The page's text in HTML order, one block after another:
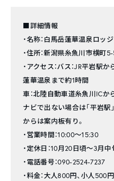
■詳細情報
・名称：白馬岳蓮華温泉ロ
・住所：新潟県糸魚川市横町
・アクセス：バス：JR平岩駅
蓮華温泉まで約1時間
車：北陸自動車道糸魚川IC
ナビで出ない場合は「平岩駅
からは案内板有り。
・営業時間：10:00～15:30
・定休日：10月20日頃～3月中
・電話番号：090-2524-7237
・料金：大人800円、小人500円